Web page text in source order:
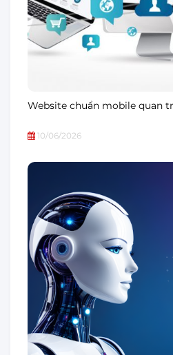
Website chuẩn mobile quan
10/06/2026